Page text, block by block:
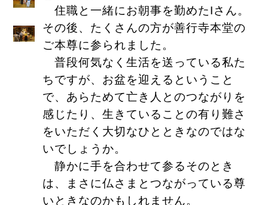
住職と一緒にお朝事を勤めたIさん。
その後、たくさんの方が善行寺本堂の
ご本尊に参られました。
普段何気なく生活を送っている私た
ちですが、お盆を迎えるということ
で、あらためて亡き人とのつながりを
感じたり、生きていることの有り難さ
をいただく大切なひとときなのではな
いでしょうか。
静かに手を合わせて参るそのとき
は、まさに仏さまとつながっている尊
いときなのかもしれません。